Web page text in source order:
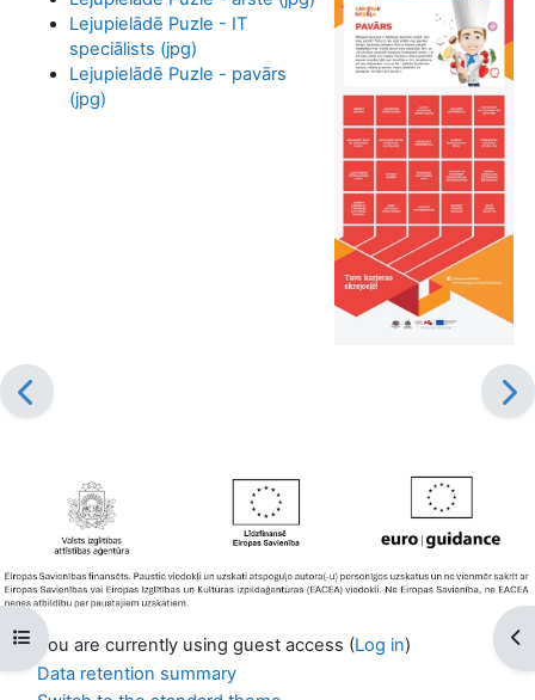
Open course index
Lejupielādē Puzle - IT
speciālists (jpg)
Lejupielādē Puzle - pavārs
(jpg)
You are currently using guest access (Log in)
Data retention summary